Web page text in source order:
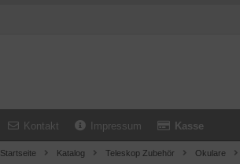
Kontakt Impressum Kasse
Startseite Katalog Teleskop Zubehör Okulare